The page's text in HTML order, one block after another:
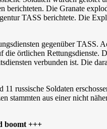
berichteten. Die Granate
TASS berichtete. Die
gegenüber TASS.
örtlichen Rettungsdienste.
verbunden ist. Die
russische Soldaten
aus einer nicht
boomt +++